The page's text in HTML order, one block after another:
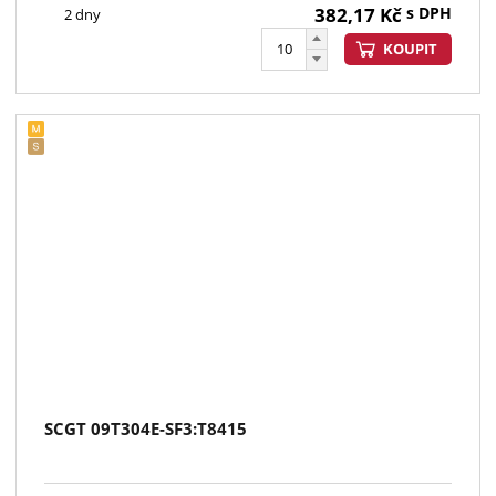
2 dny 382,17 Kč s DPH
KOUPIT
SCGT 09T304E-SF3:T8415